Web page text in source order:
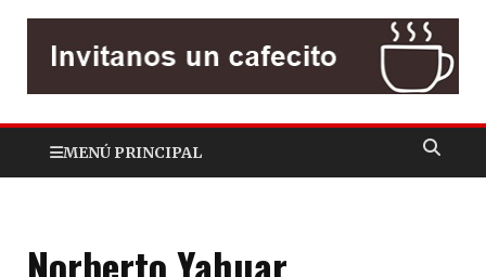
MENÚ PRINCIPAL
Norberto Yahuar